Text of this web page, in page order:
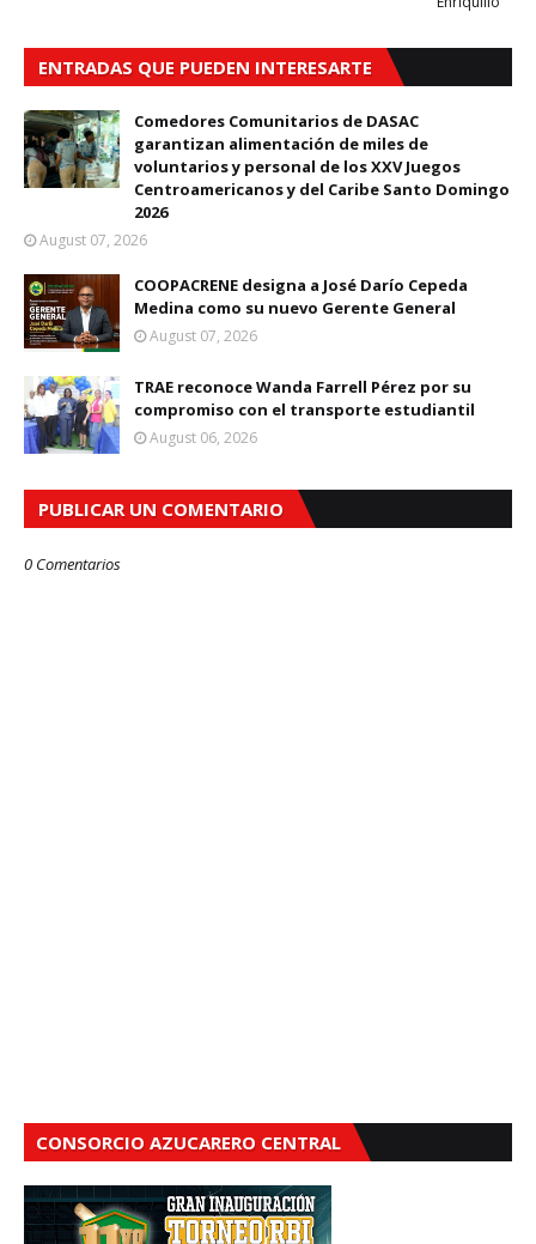
ENTRADAS QUE PUEDEN INTERESARTE
Comedores Comunitarios de DASAC
garantizan alimentación de miles de
voluntarios y personal de los XXV Juegos
Centroamericanos y del Caribe Santo Domingo
2026
August 07, 2026
COOPACRENE designa a José Darío Cepeda
Medina como su nuevo Gerente General
August 07, 2026
TRAE reconoce Wanda Farrell Pérez por su
compromiso con el transporte estudiantil
August 06, 2026
PUBLICAR UN COMENTARIO
0 Comentarios
CONSORCIO AZUCARERO CENTRAL